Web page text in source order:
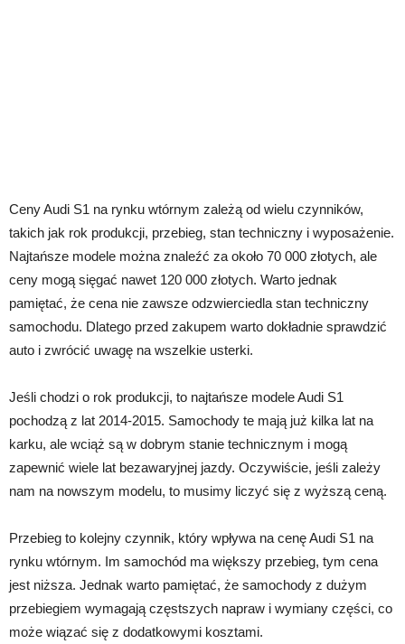
Ceny Audi S1 na rynku wtórnym zależą od wielu czynników,
takich jak rok produkcji, przebieg, stan techniczny i wyposażenie.
Najtańsze modele można znaleźć za około 70 000 złotych, ale
ceny mogą sięgać nawet 120 000 złotych. Warto jednak
pamiętać, że cena nie zawsze odzwierciedla stan techniczny
samochodu. Dlatego przed zakupem warto dokładnie sprawdzić
auto i zwrócić uwagę na wszelkie usterki.
Jeśli chodzi o rok produkcji, to najtańsze modele Audi S1
pochodzą z lat 2014-2015. Samochody te mają już kilka lat na
karku, ale wciąż są w dobrym stanie technicznym i mogą
zapewnić wiele lat bezawaryjnej jazdy. Oczywiście, jeśli zależy
nam na nowszym modelu, to musimy liczyć się z wyższą ceną.
Przebieg to kolejny czynnik, który wpływa na cenę Audi S1 na
rynku wtórnym. Im samochód ma większy przebieg, tym cena
jest niższa. Jednak warto pamiętać, że samochody z dużym
przebiegiem wymagają częstszych napraw i wymiany części, co
może wiązać się z dodatkowymi kosztami.